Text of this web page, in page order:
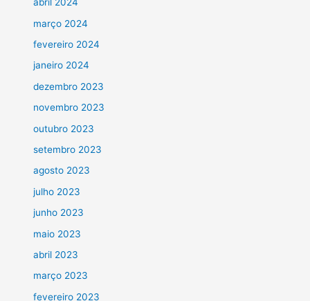
março 2024
fevereiro 2024
janeiro 2024
dezembro 2023
novembro 2023
outubro 2023
setembro 2023
agosto 2023
julho 2023
junho 2023
maio 2023
abril 2023
março 2023
fevereiro 2023